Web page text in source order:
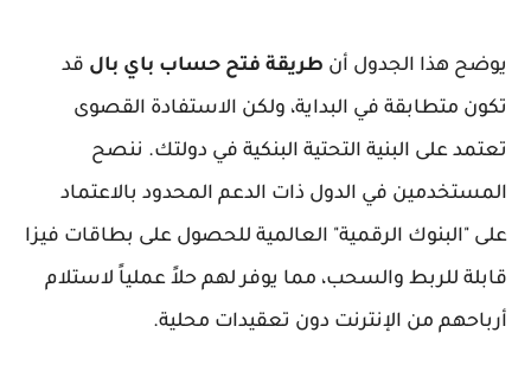
يوضح هذا الجدول أن طريقة فتح حساب باي بال قد
تكون متطابقة في البداية، ولكن الاستفادة القصوى
تعتمد على البنية التحتية البنكية في دولتك. ننصح
المستخدمين في الدول ذات الدعم المحدود بالاعتماد
على "البنوك الرقمية" العالمية للحصول على بطاقات فيزا
قابلة للربط والسحب، مما يوفر لهم حلاً عملياً لاستلام
أرباحهم من الإنترنت دون تعقيدات محلية.